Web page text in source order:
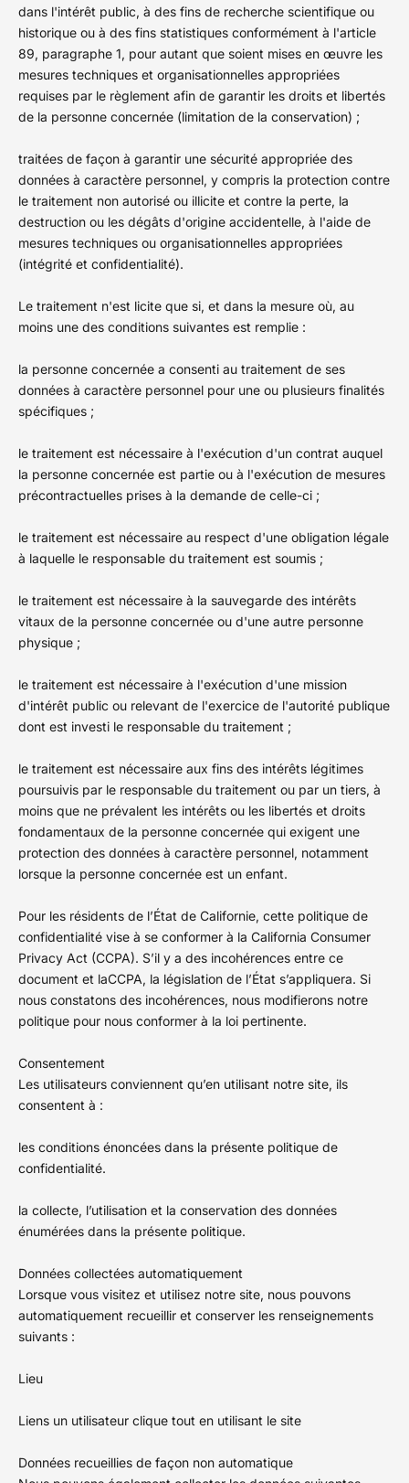
dans l'intérêt public, à des fins de recherche scientifique ou
historique ou à des fins statistiques conformément à l'article
89, paragraphe 1, pour autant que soient mises en œuvre les
mesures techniques et organisationnelles appropriées
requises par le règlement afin de garantir les droits et libertés
de la personne concernée (limitation de la conservation) ;
traitées de façon à garantir une sécurité appropriée des
données à caractère personnel, y compris la protection contre
le traitement non autorisé ou illicite et contre la perte, la
destruction ou les dégâts d'origine accidentelle, à l'aide de
mesures techniques ou organisationnelles appropriées
(intégrité et confidentialité).
Le traitement n'est licite que si, et dans la mesure où, au
moins une des conditions suivantes est remplie :
la personne concernée a consenti au traitement de ses
données à caractère personnel pour une ou plusieurs finalités
spécifiques ;
le traitement est nécessaire à l'exécution d'un contrat auquel
la personne concernée est partie ou à l'exécution de mesures
précontractuelles prises à la demande de celle-ci ;
le traitement est nécessaire au respect d'une obligation légale
à laquelle le responsable du traitement est soumis ;
le traitement est nécessaire à la sauvegarde des intérêts
vitaux de la personne concernée ou d'une autre personne
physique ;
le traitement est nécessaire à l'exécution d'une mission
d'intérêt public ou relevant de l'exercice de l'autorité publique
dont est investi le responsable du traitement ;
le traitement est nécessaire aux fins des intérêts légitimes
poursuivis par le responsable du traitement ou par un tiers, à
moins que ne prévalent les intérêts ou les libertés et droits
fondamentaux de la personne concernée qui exigent une
protection des données à caractère personnel, notamment
lorsque la personne concernée est un enfant.
Pour les résidents de l’État de Californie, cette politique de
confidentialité vise à se conformer à la California Consumer
Privacy Act (CCPA). S’il y a des incohérences entre ce
document et laCCPA, la législation de l’État s’appliquera. Si
nous constatons des incohérences, nous modifierons notre
politique pour nous conformer à la loi pertinente.
Consentement
Les utilisateurs conviennent qu’en utilisant notre site, ils
consentent à :
les conditions énoncées dans la présente politique de
confidentialité.
la collecte, l’utilisation et la conservation des données
énumérées dans la présente politique.
Données collectées automatiquement
Lorsque vous visitez et utilisez notre site, nous pouvons
automatiquement recueillir et conserver les renseignements
suivants :
Lieu
Liens un utilisateur clique tout en utilisant le site
Données recueillies de façon non automatique